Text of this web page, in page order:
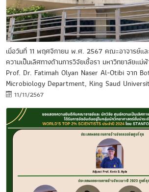
เมื่อวันที่ 11 พฤศจิกายน พ.ศ. 2567 คณะอาจารย์แ
ความเป็นเลิศทางด้านการวิจัยเชื้อรา มหาวิทยาลัยแม่
Prof. Dr. Fatimah Olyan Naser Al-Otibi จาก
Microbiology Department, King Saud
11/11/2567